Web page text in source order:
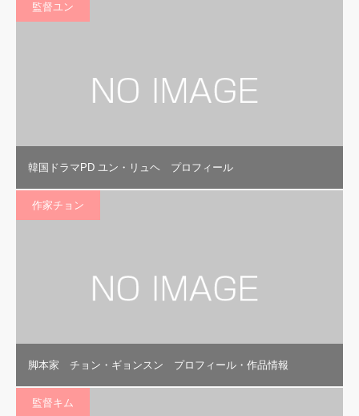
監督ユン
韓国ドラマPD ユン・リュヘ プロフィール
作家チョン
脚本家 チョン・ギョンスン プロフィール・作品情報
監督キム